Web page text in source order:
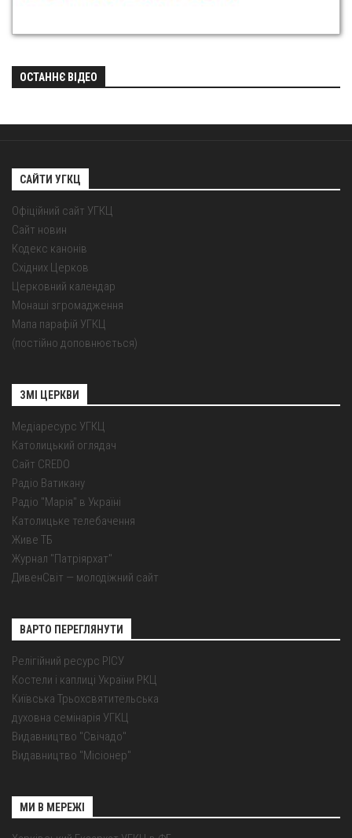
ОСТАННЄ ВІДЕО
САЙТИ УГКЦ
Офіційний сайт УГКЦ
Сайт новин
Кодекс канонів
Східних Церков
Церковний календар
Монаші згромадження
Мапа парафій УГКЦ
(постійно доповнюється)
ЗМІ ЦЕРКВИ
Медіаресурс УГКЦ
Католицький оглядач
Сайт CREDO
Радіо Ватикану
Радіо "Марія" в Україні
Католицьке телебачення
Живе ТБ
Журнал "Патріярхат"
ДивенСвіт — молодіжний сайт
ВАРТО ПЕРЕГЛЯНУТИ
Релігійний ресурс РІСУ
Костели і каплиці України РКЦ
Київська Трьохсвятительська
духовна семінарія УГКЦ
Видавництво "Свічадо"
Видавництво "Місіонер"
МИ В МЕРЕЖІ